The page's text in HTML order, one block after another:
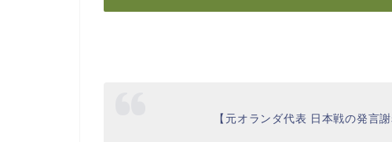
【元オランダ代表 日本戦の発言謝